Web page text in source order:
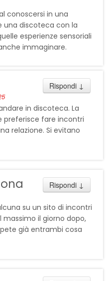
conoscersi in una
una discoteca con la
esperienze sensoriali
immaginare.
Rispondi ↓
in discoteca. La
preferisce fare incontri
relazione. Si evitano
Rispondi ↓
su un sito di incontri
massimo il giorno dopo,
già entrambi cosa